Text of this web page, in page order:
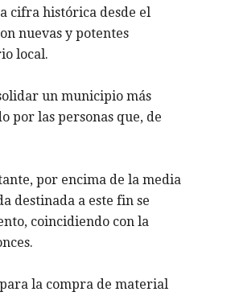
cifra histórica desde el
nuevas y potentes
local.
un municipio más
por las personas que, de
por encima de la media
destinada a este fin se
coincidiendo con la
la compra de material